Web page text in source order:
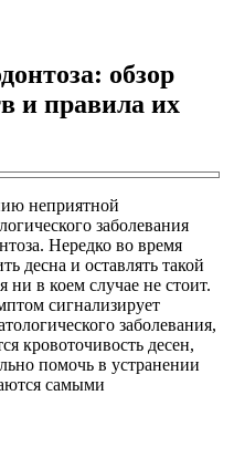
обзор
и правила их
неприятной
заболевания
Нередко во время
десна и оставлять такой
в коем случае не стоит.
сигнализирует
заболевания,
кровоточивость десен,
помочь в устранении
самыми